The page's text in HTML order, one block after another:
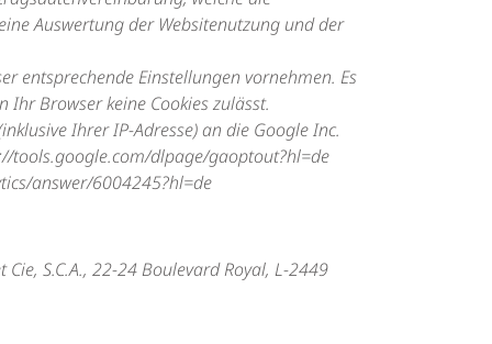
Auswertung der Websitenutzung und der
entsprechende Einstellungen vornehmen. Es
Browser keine Cookies zulässt.
Ihrer IP-Adresse) an die Google Inc.
tools.google.com/dlpage/gaoptout?hl=de
answer/6004245?hl=de
S.C.A., 22-24 Boulevard Royal, L-2449